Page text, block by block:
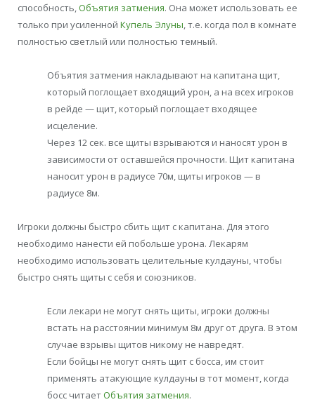
способность, Объятия затмения. Она может использовать ее
только при усиленной Купель Элуны , т.е. когда пол в комнате
полностью светлый или полностью темный.
Объятия затмения накладывают на капитана щит,
который поглощает входящий урон, а на всех игроков
в рейде — щит, который поглощает входящее
исцеление.
Через 12 сек. все щиты взрываются и наносят урон в
зависимости от оставшейся прочности. Щит капитана
наносит урон в радиусе 70м, щиты игроков — в
радиусе 8м.
Игроки должны быстро сбить щит с капитана. Для этого
необходимо нанести ей побольше урона. Лекарям
необходимо использовать целительные кулдауны, чтобы
быстро снять щиты с себя и союзников.
Если лекари не могут снять щиты, игроки должны
встать на расстоянии минимум 8м друг от друга. В этом
случае взрывы щитов никому не навредят.
Если бойцы не могут снять щит с босса, им стоит
применять атакующие кулдауны в тот момент, когда
босс читаетОбъятия затмения.